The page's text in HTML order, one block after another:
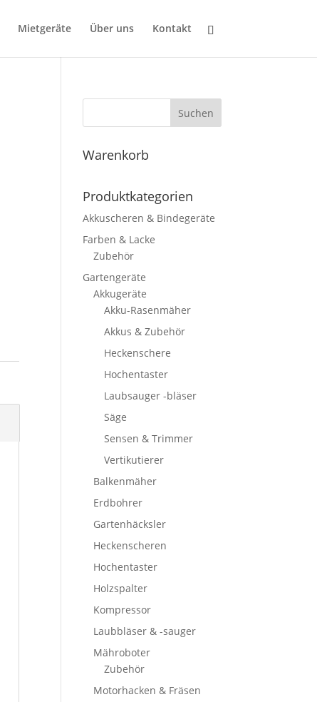
Mietgeräte Über uns Kontakt
Suchen
Warenkorb
Produktkategorien
Akkuscheren & Bindegeräte
Farben & Lacke
Zubehör
Gartengeräte
Akkugeräte
Akku-Rasenmäher
Akkus & Zubehör
Heckenschere
Hochentaster
Laubsauger -bläser
Säge
Sensen & Trimmer
Vertikutierer
Balkenmäher
Erdbohrer
Gartenhäcksler
Heckenscheren
Hochentaster
Holzspalter
Kompressor
Laubbläser & -sauger
Mähroboter
Zubehör
Motorhacken & Fräsen